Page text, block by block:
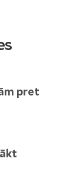
pret